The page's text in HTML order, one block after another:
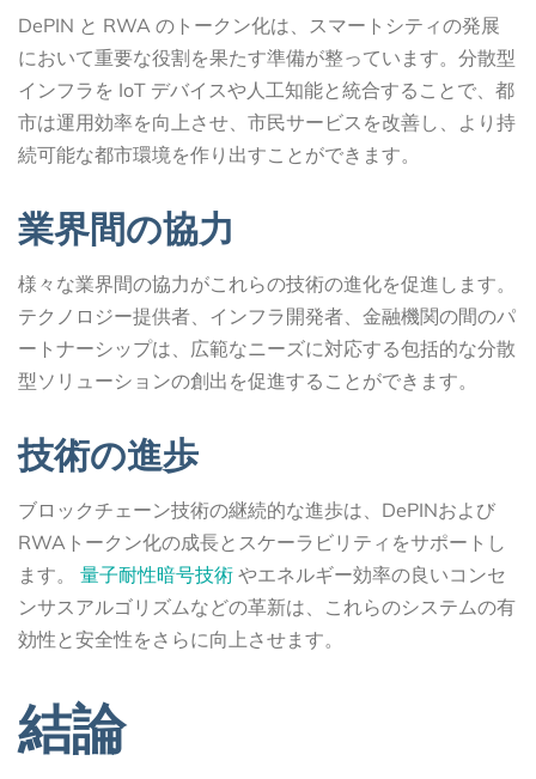
DePIN と RWA のトークン化は、スマートシティの発展
において重要な役割を果たす準備が整っています。分散型
インフラを IoT デバイスや人工知能と統合することで、都
市は運用効率を向上させ、市民サービスを改善し、より持
続可能な都市環境を作り出すことができます。
業界間の協力
様々な業界間の協力がこれらの技術の進化を促進します。
テクノロジー提供者、インフラ開発者、金融機関の間のパ
ートナーシップは、広範なニーズに対応する包括的な分散
型ソリューションの創出を促進することができます。
技術の進歩
ブロックチェーン技術の継続的な進歩は、DePINおよび
RWAトークン化の成長とスケーラビリティをサポートし
ます。 量子耐性暗号技術 やエネルギー効率の良いコンセ
ンサスアルゴリズムなどの革新は、これらのシステムの有
効性と安全性をさらに向上させます。
結論